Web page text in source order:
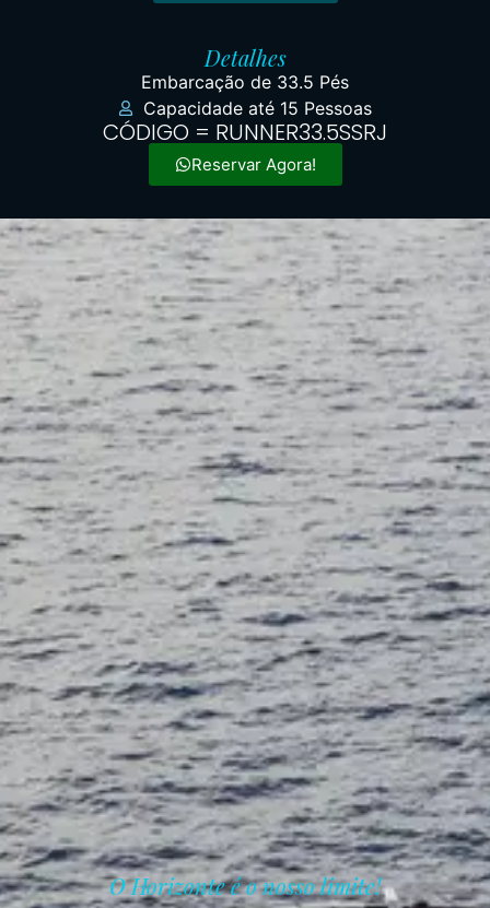
Detalhes
Embarcação de 33.5 Pés
Capacidade até 15 Pessoas
CÓDIGO = RUNNER33.5SSRJ
Reservar Agora!
O Horizonte é o nosso limite!